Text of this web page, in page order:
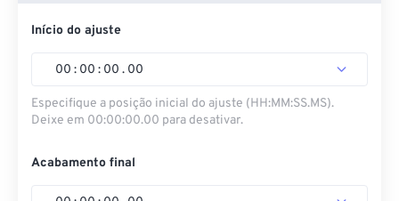
Início do ajuste
00 : 00 : 00 . 00
Especifique a posição inicial do ajuste (HH:MM:SS.MS).
Deixe em 00:00:00.00 para desativar.
Acabamento final